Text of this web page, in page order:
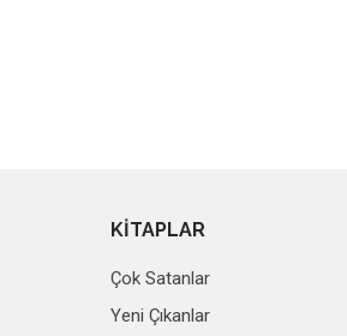
KİTAPLAR
Çok Satanlar
Yeni Çıkanlar